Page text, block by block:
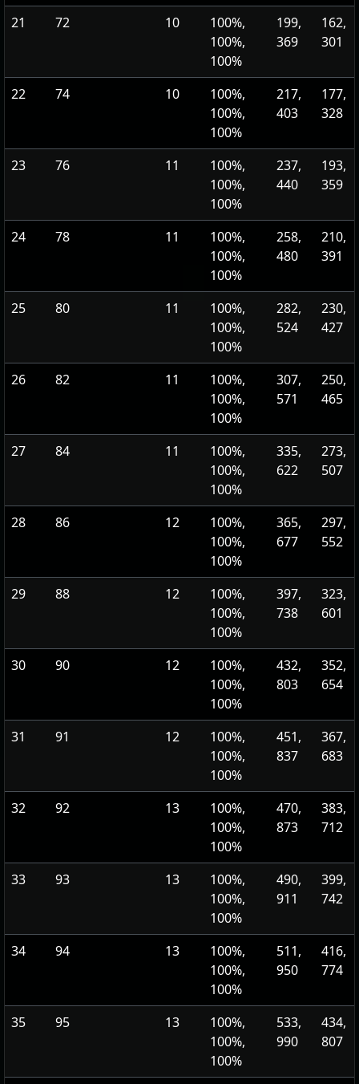
21 72 10
100%,
100%,
100%
199,
369
162,
301
22 74 10
100%,
100%,
100%
217,
403
177,
328
23 76 11
100%,
100%,
100%
237,
440
193,
359
24 78 11
100%,
100%,
100%
258,
480
210,
391
25 80 11
100%,
100%,
100%
282,
524
230,
427
26 82 11
100%,
100%,
100%
307,
571
250,
465
27 84 11
100%,
100%,
100%
335,
622
273,
507
28 86 12
100%,
100%,
100%
365,
677
297,
552
29 88 12
100%,
100%,
100%
397,
738
323,
601
30 90 12
100%,
100%,
100%
432,
803
352,
654
31 91 12
100%,
100%,
100%
451,
837
367,
683
32 92 13
100%,
100%,
100%
470,
873
383,
712
33 93 13
100%,
100%,
100%
490,
911
399,
742
34 94 13
100%,
100%,
100%
511,
950
416,
774
35 95 13
100%,
100%,
100%
533,
990
434,
807